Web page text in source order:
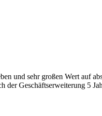
und sehr großen Wert auf
Geschäftserweiterung 5